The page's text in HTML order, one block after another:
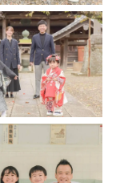
たします。（日
祈祷を入れてし
、ご祈祷前かご
トパターン（カ
る為、ノイズが